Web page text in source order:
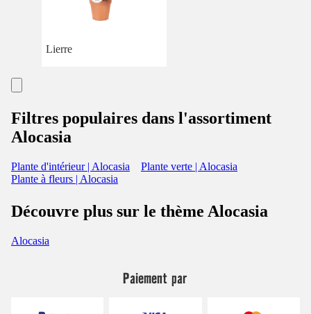
Lierre
Filtres populaires dans l'assortiment
Alocasia
Plante d'intérieur | Alocasia
Plante verte | Alocasia
Plante à fleurs | Alocasia
Découvre plus sur le thème Alocasia
Alocasia
Paiement par